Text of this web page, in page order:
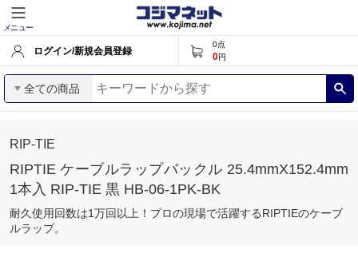
メニュー
ログイン/新規会員登録
0点
0円
全ての商品
RIP-TIE
RIPTIE ケーブルラップバックル 25.4mmX152.4mm
1本入 RIP-TIE 黒 HB-06-1PK-BK
耐久使用回数は1万回以上！プロの現場で活躍するRIPTIEのケーブ
ルラップ。